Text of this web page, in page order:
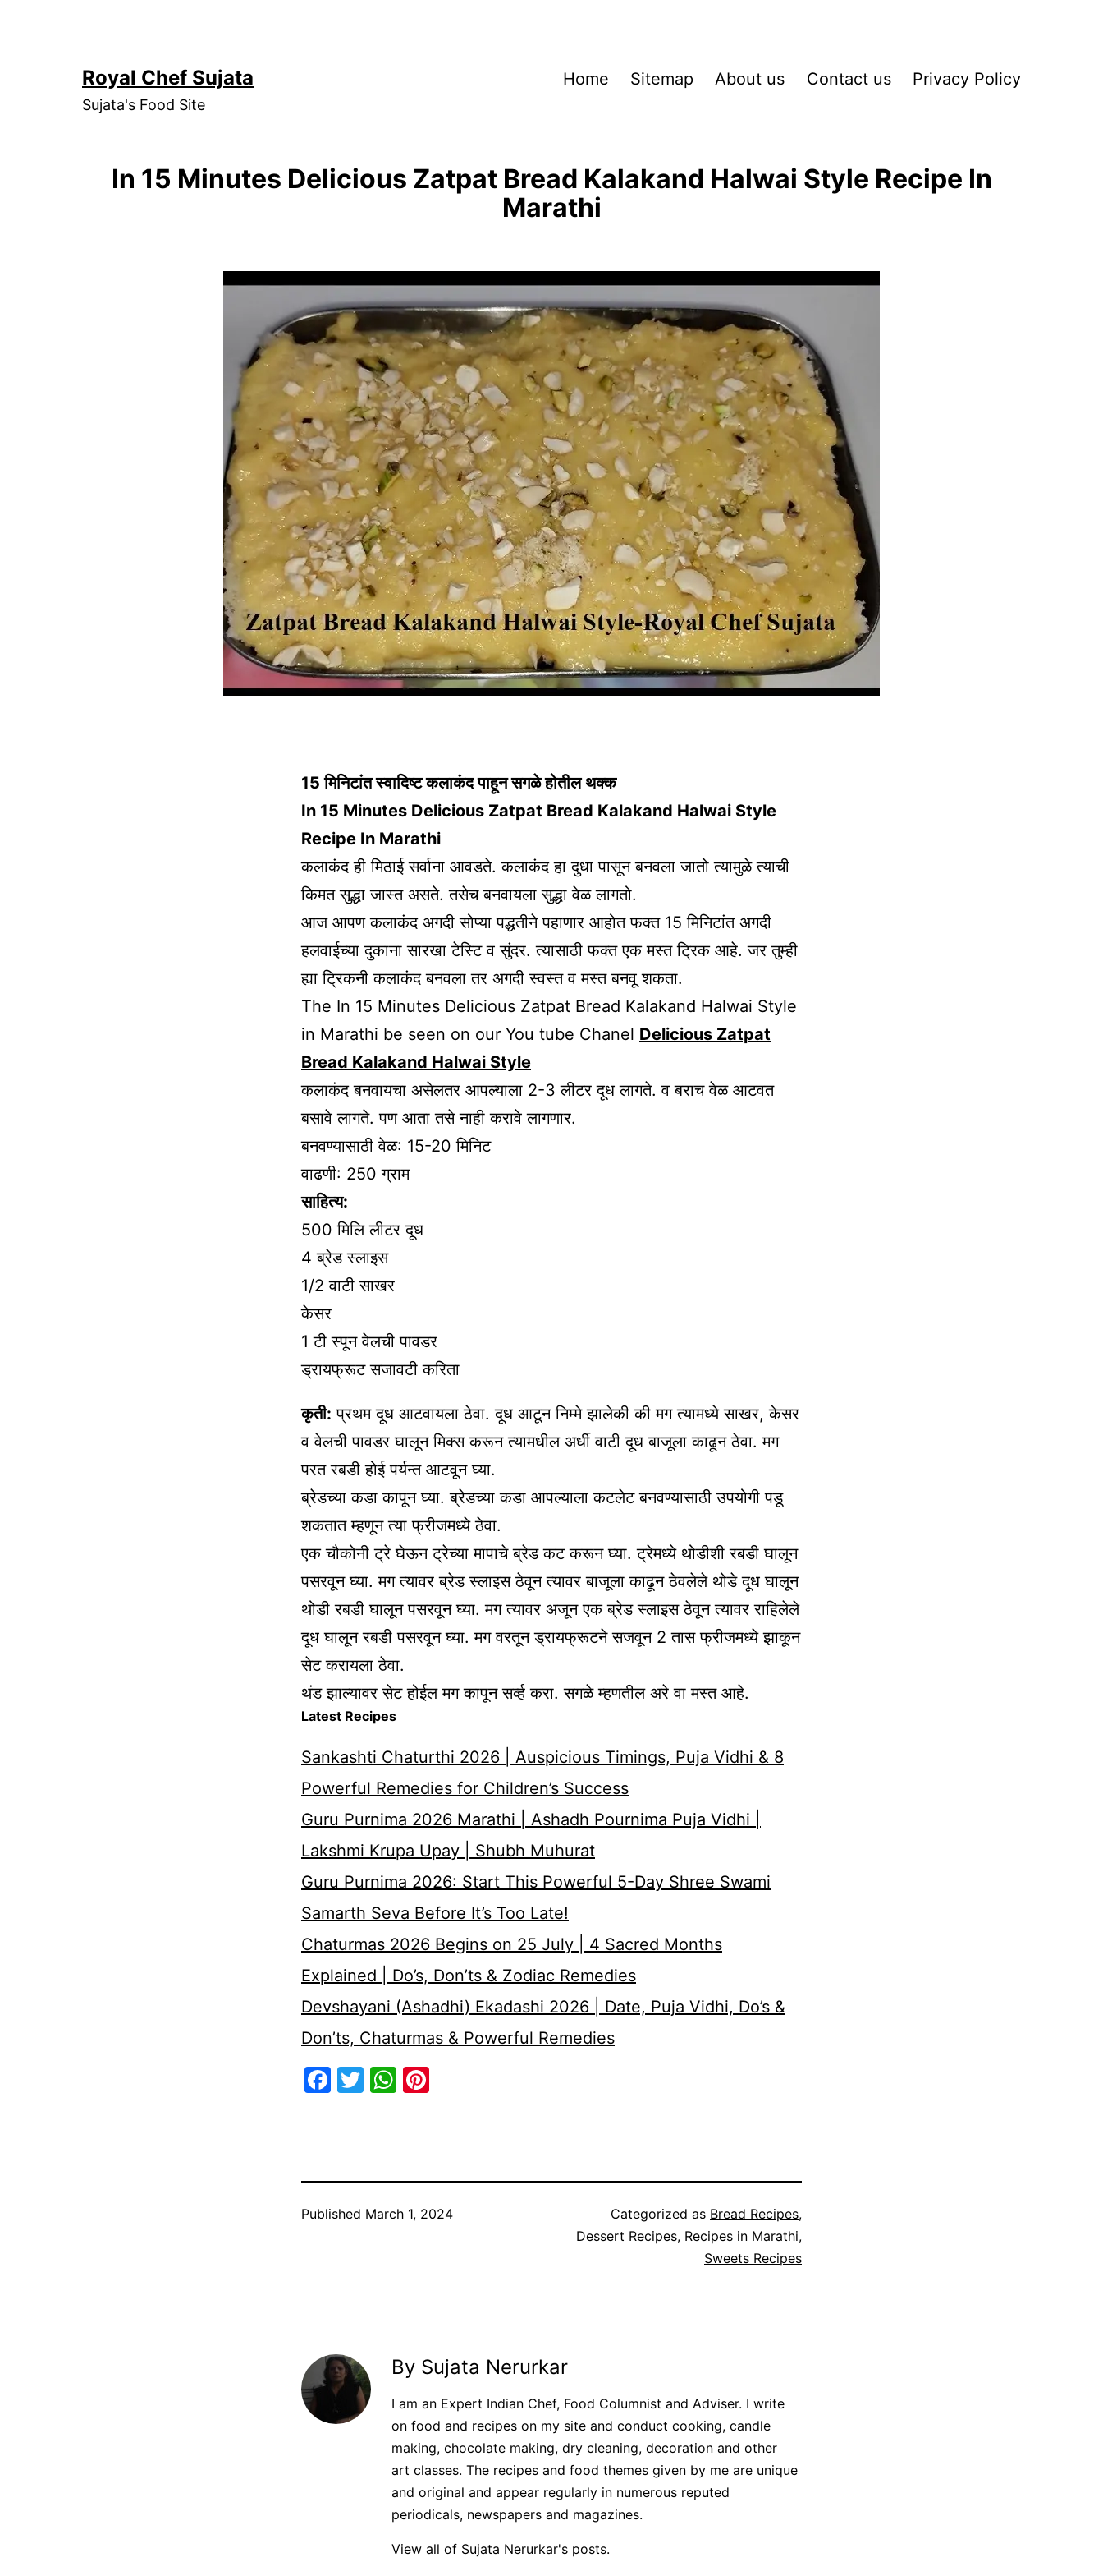
Royal Chef Sujata
Sujata's Food Site
Home Sitemap About us Contact us Privacy Policy
In 15 Minutes Delicious Zatpat Bread Kalakand Halwai Style Recipe In
Marathi
15 मिनिटांत स्वादिष्ट कलाकंद पाहून सगळे होतील थक्क
In 15 Minutes Delicious Zatpat Bread Kalakand Halwai Style
Recipe In Marathi
कलाकंद ही मिठाई सर्वाना आवडते. कलाकंद हा दुधा पासून बनवला जातो त्यामुळे त्याची
किमत सुद्धा जास्त असते. तसेच बनवायला सुद्धा वेळ लागतो.
आज आपण कलाकंद अगदी सोप्या पद्धतीने पहाणार आहोत फक्त 15 मिनिटांत अगदी
हलवाईच्या दुकाना सारखा टेस्टि व सुंदर. त्यासाठी फक्त एक मस्त ट्रिक आहे. जर तुम्ही
ह्या ट्रिकनी कलाकंद बनवला तर अगदी स्वस्त व मस्त बनवू शकता.
The In 15 Minutes Delicious Zatpat Bread Kalakand Halwai Style
in Marathi be seen on our You tube Chanel Delicious Zatpat
Bread Kalakand Halwai Style
कलाकंद बनवायचा असेलतर आपल्याला 2-3 लीटर दूध लागते. व बराच वेळ आटवत
बसावे लागते. पण आता तसे नाही करावे लागणार.
बनवण्यासाठी वेळ: 15-20 मिनिट
वाढणी: 250 ग्राम
साहित्य:
500 मिलि लीटर दूध
4 ब्रेड स्लाइस
1/2 वाटी साखर
केसर
1 टी स्पून वेलची पावडर
ड्रायफ्रूट सजावटी करिता
कृती: प्रथम दूध आटवायला ठेवा. दूध आटून निम्मे झालेकी की मग त्यामध्ये साखर, केसर
व वेलची पावडर घालून मिक्स करून त्यामधील अर्धी वाटी दूध बाजूला काढून ठेवा. मग
परत रबडी होई पर्यन्त आटवून घ्या.
ब्रेडच्या कडा कापून घ्या. ब्रेडच्या कडा आपल्याला कटलेट बनवण्यासाठी उपयोगी पडू
शकतात म्हणून त्या फ्रीजमध्ये ठेवा.
एक चौकोनी ट्रे घेऊन ट्रेच्या मापाचे ब्रेड कट करून घ्या. ट्रेमध्ये थोडीशी रबडी घालून
पसरवून घ्या. मग त्यावर ब्रेड स्लाइस ठेवून त्यावर बाजूला काढून ठेवलेले थोडे दूध घालून
थोडी रबडी घालून पसरवून घ्या. मग त्यावर अजून एक ब्रेड स्लाइस ठेवून त्यावर राहिलेले
दूध घालून रबडी पसरवून घ्या. मग वरतून ड्रायफ्रूटने सजवून 2 तास फ्रीजमध्ये झाकून
सेट करायला ठेवा.
थंड झाल्यावर सेट होईल मग कापून सर्व्ह करा. सगळे म्हणतील अरे वा मस्त आहे.
Latest Recipes
Sankashti Chaturthi 2026 | Auspicious Timings, Puja Vidhi & 8
Powerful Remedies for Children’s Success
Guru Purnima 2026 Marathi | Ashadh Pournima Puja Vidhi |
Lakshmi Krupa Upay | Shubh Muhurat
Guru Purnima 2026: Start This Powerful 5-Day Shree Swami
Samarth Seva Before It’s Too Late!
Chaturmas 2026 Begins on 25 July | 4 Sacred Months
Explained | Do’s, Don’ts & Zodiac Remedies
Devshayani (Ashadhi) Ekadashi 2026 | Date, Puja Vidhi, Do’s &
Don’ts, Chaturmas & Powerful Remedies
Facebook
TwitterWhatsApp
Published March 1, 2024 Categorized as Bread Recipes,
Dessert Recipes, Recipes in Marathi,
Sweets Recipes
By Sujata Nerurkar
I am an Expert Indian Chef, Food Columnist and Adviser. I write
on food and recipes on my site and conduct cooking, candle
making, chocolate making, dry cleaning, decoration and other
art classes. The recipes and food themes given by me are unique
and original and appear regularly in numerous reputed
periodicals, newspapers and magazines.
View all of Sujata Nerurkar's posts.